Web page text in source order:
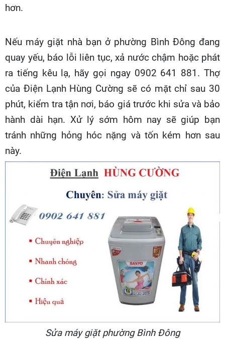
hơn.
Nếu máy giặt nhà bạn ở phường Bình Đông đang
quay yếu, báo lỗi liên tục, xả nước chậm hoặc phát
ra tiếng kêu lạ, hãy gọi ngay 0902 641 881. Thợ
của Điện Lạnh Hùng Cường sẽ có mặt chỉ sau 30
phút, kiểm tra tận nơi, báo giá trước khi sửa và bảo
hành dài hạn. Xử lý sớm hôm nay sẽ giúp bạn
tránh những hỏng hóc nặng và tốn kém hơn sau
này.
Sửa máy giặt phường Bình Đông